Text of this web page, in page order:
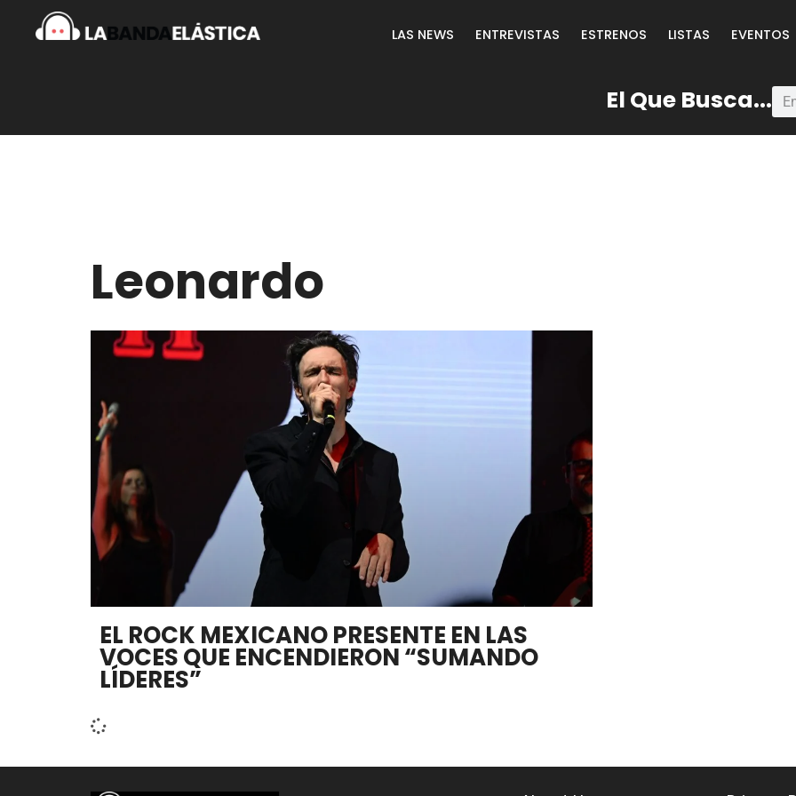
LAS NEWS ENTREVISTAS ESTRENOS LISTAS EVENTOS
El Que Busca...
Leonardo
EL ROCK MEXICANO PRESENTE EN LAS
VOCES QUE ENCENDIERON “SUMANDO
LÍDERES”